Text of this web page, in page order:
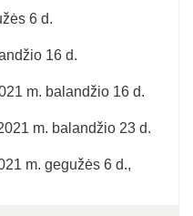
6 d.
16 d.
m. balandžio 16 d.
m. balandžio 23 d.
m. gegužės 6 d.,